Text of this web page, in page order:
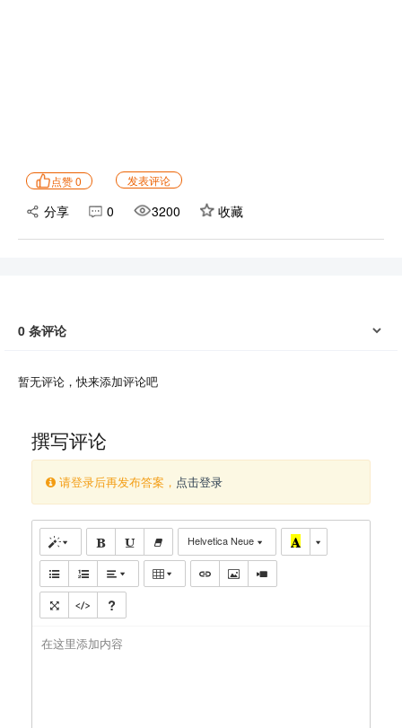
点赞0 发表评论
分享 0 3200 收藏
0 条评论
暂无评论，快来添加评论吧
撰写评论
请登录后再发布答案， 点击登录
Helvetica Neue
在这里添加内容